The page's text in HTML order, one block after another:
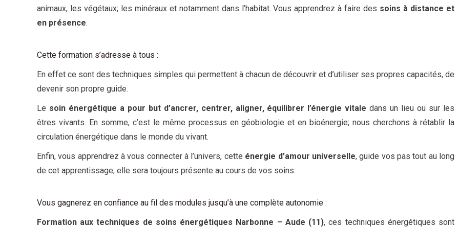
animaux, les végétaux; les minéraux et notamment dans l’habitat. Vous apprendrez à faire des soins à distance et
en présence.
Cette formation s’adresse à tous :
En effet ce sont des techniques simples qui permettent à chacun de découvrir et d’utiliser ses propres capacités, de
devenir son propre guide.
Le soin énergétique a pour but d’ancrer, centrer, aligner, équilibrer l’énergie vitale dans un lieu ou sur les
êtres vivants. En somme, c’est le même processus en géobiologie et en bioénergie; nous cherchons à rétablir la
circulation énergétique dans le monde du vivant.
Enfin, vous apprendrez à vous connecter à l’univers, cette énergie d’amour universelle, guide vos pas tout au long
de cet apprentissage; elle sera toujours présente au cours de vos soins.
Vous gagnerez en confiance au fil des modules jusqu’à une complète autonomie :
Formation aux techniques de soins énergétiques Narbonne – Aude (11), ces techniques énergétiques sont